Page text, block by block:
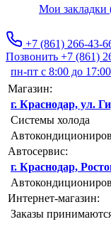
Мои закладки
+7 (861) 266-43-
Позвонить +7 (861)
пн-пт с 8:00 до 17:00
Магазин:
г. Краснодар, ул.
Системы холода
Автосервис:
г. Краснодар,
Интернет-магазин:
Заказы